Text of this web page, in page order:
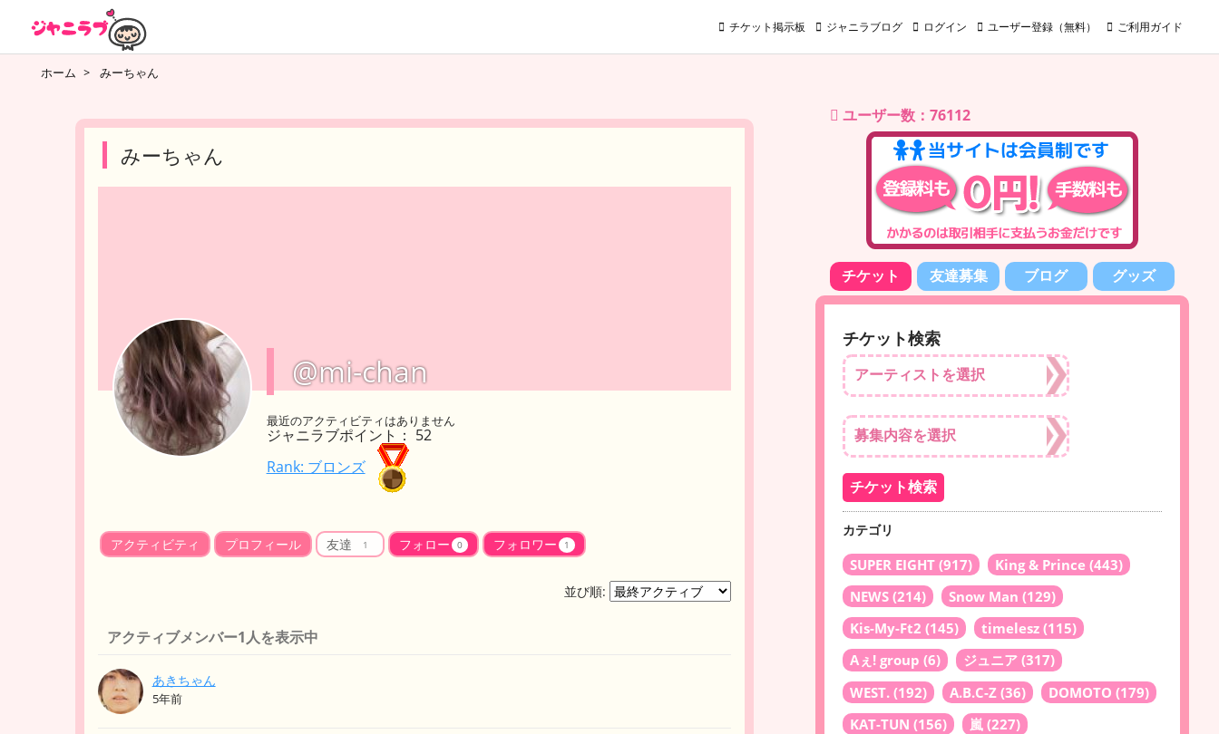
チケット掲示板 ジャニラブログ ログイン ユーザー登録（無料） ご利用ガイド
ホーム > みーちゃん
みーちゃん
@mi-chan
最近のアクティビティはありません
ジャニラブポイント： 52
Rank: ブロンズ
アクティビティ プロフィール 友達 1 フォロー 0 フォロワー 1
並び順:
友
達
アクティブメンバー1人を表示中
あきちゃん
5年前
ユーザー数：76112
チケット 友達募集 ブログ グッズ
チケット検索
カテゴリ
SUPER EIGHT (917) King & Prince (443)
NEWS (214) Snow Man (129)
Kis-My-Ft2 (145) timelesz (115)
Aぇ! group (6) ジュニア (317)
WEST. (192) A.B.C-Z (36) DOMOTO (179)
KAT-TUN (156) 嵐 (227)